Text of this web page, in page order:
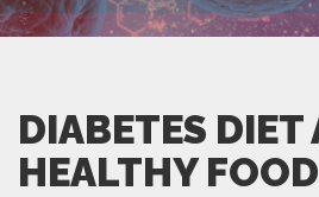
DIABETES DIET
HEALTHY